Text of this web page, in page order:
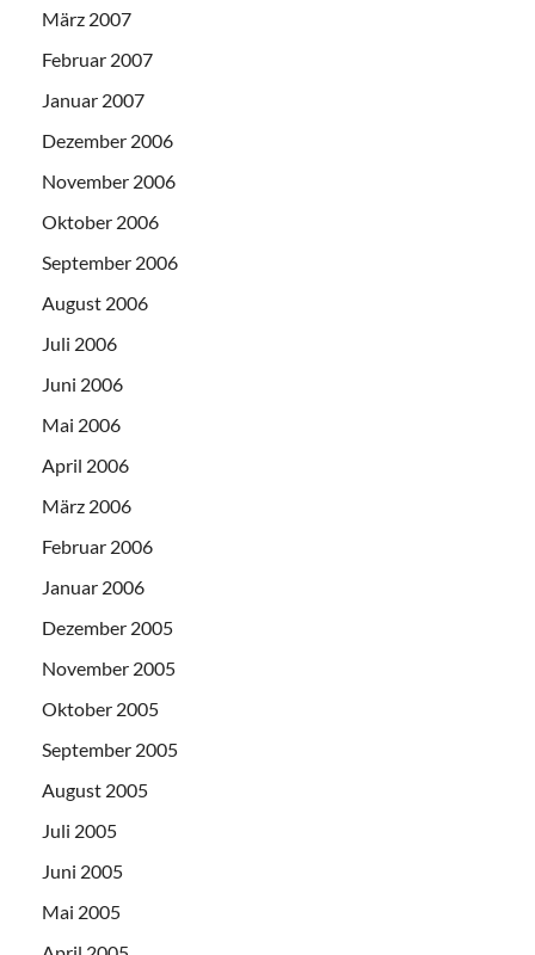
März 2007
Februar 2007
Januar 2007
Dezember 2006
November 2006
Oktober 2006
September 2006
August 2006
Juli 2006
Juni 2006
Mai 2006
April 2006
März 2006
Februar 2006
Januar 2006
Dezember 2005
November 2005
Oktober 2005
September 2005
August 2005
Juli 2005
Juni 2005
Mai 2005